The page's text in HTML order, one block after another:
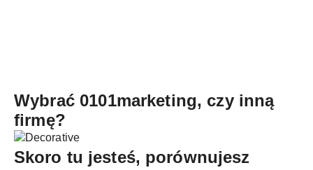
Wybrać 0101marketing, czy inną
firmę?
Skoro tu jesteś, porównujesz